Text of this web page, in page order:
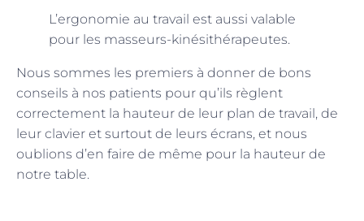
L’ergonomie au travail est aussi valable
pour les masseurs-kinésithérapeutes.
Nous sommes les premiers à donner de bons
conseils à nos patients pour qu’ils règlent
correctement la hauteur de leur plan de travail, de
leur clavier et surtout de leurs écrans, et nous
oublions d’en faire de même pour la hauteur de
notre table.